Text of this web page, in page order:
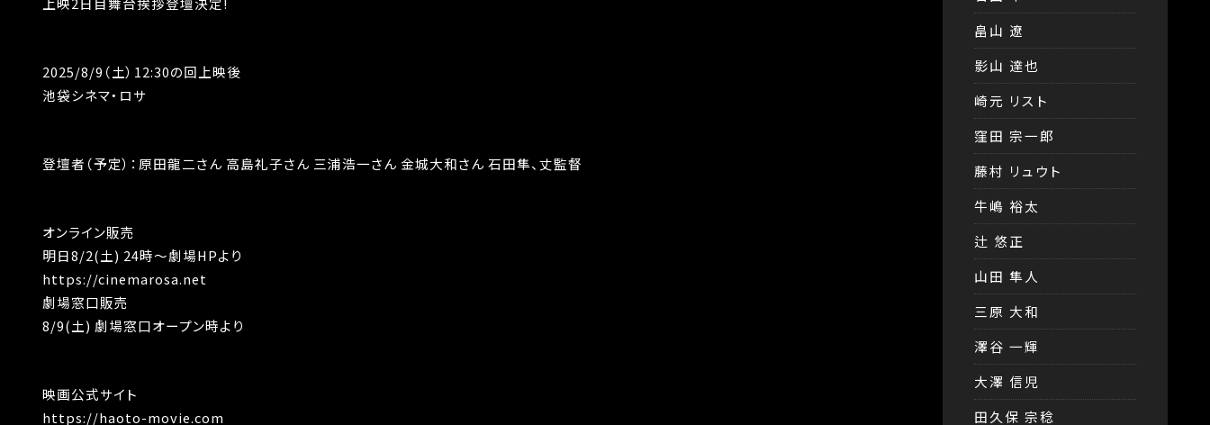
2025/8/9（土）12:30の回上映後
池袋シネマ・ロサ
登壇者（予定）：原田龍二さん 高島礼子さん 三浦浩一さん 金城大和さん 石田隼、丈監督
オンライン販売
明日8/2(土) 24時〜劇場HPより
https://cinemarosa.net
劇場窓口販売
8/9(土) 劇場窓口オープン時より
映画公式サイト
https://haoto-movie.com
畠山 遼
影山 達也
崎元 リスト
窪田 宗一郎
藤村 リュウト
牛嶋 裕太
辻 悠正
山田 隼人
三原 大和
澤谷 一輝
大澤 信児
田久保 宗稔